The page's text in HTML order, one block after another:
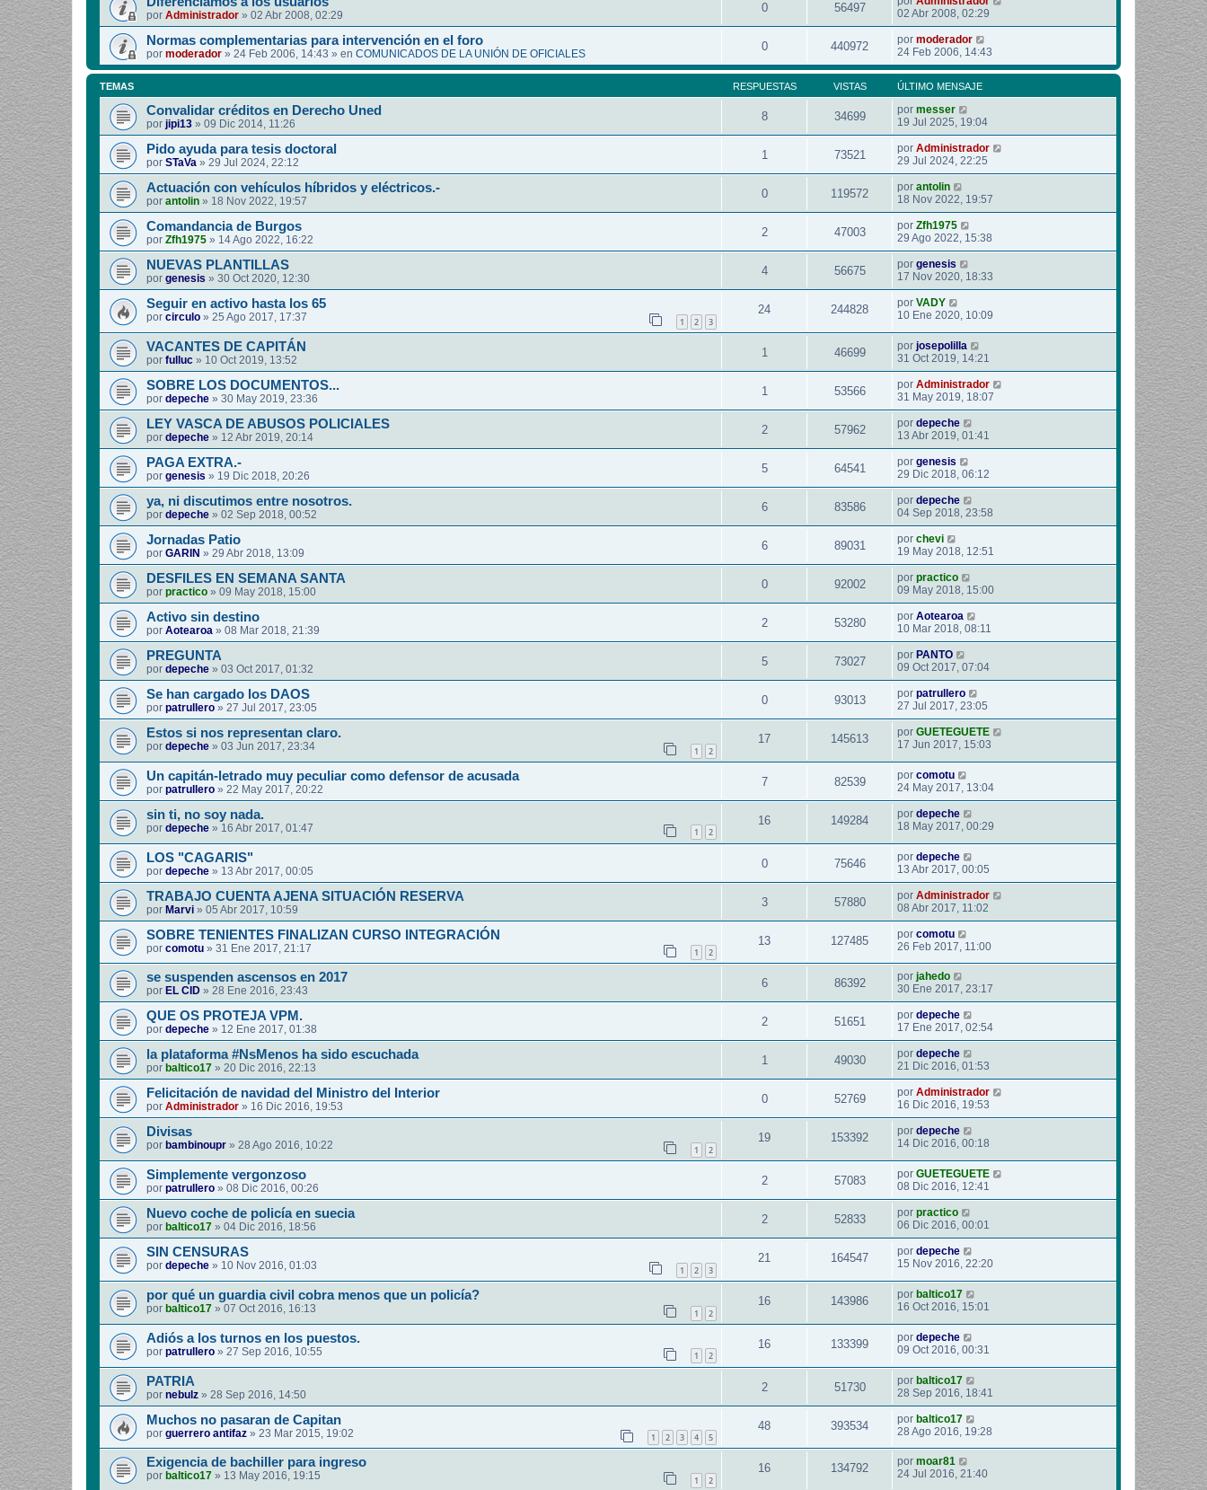
por Administrador » 02 Abr 2008, 02:29
0 56497
02 Abr 2008, 02:29
Normas complementarias para intervención en el foro
por moderador » 24 Feb 2006, 14:43 » en COMUNICADOS DE LA UNIÓN DE OFICIALES
0 440972 por moderador
24 Feb 2006, 14:43
TEMAS RESPUESTAS VISTAS ÚLTIMO MENSAJE
Convalidar créditos en Derecho Uned
por jipi13 » 09 Dic 2014, 11:26
8 34699 por messer
19 Jul 2025, 19:04
Pido ayuda para tesis doctoral
por STaVa » 29 Jul 2024, 22:12
1 73521 por Administrador
29 Jul 2024, 22:25
Actuación con vehículos híbridos y eléctricos.-
por antolin » 18 Nov 2022, 19:57
0 119572 por antolin
18 Nov 2022, 19:57
Comandancia de Burgos
por Zfh1975 » 14 Ago 2022, 16:22
2 47003 por Zfh1975
29 Ago 2022, 15:38
NUEVAS PLANTILLAS
por genesis » 30 Oct 2020, 12:30
4 56675 por genesis
17 Nov 2020, 18:33
Seguir en activo hasta los 65
por circulo » 25 Ago 2017, 17:37 1 2 3
24 244828 por VADY
10 Ene 2020, 10:09
VACANTES DE CAPITÁN
por fulluc » 10 Oct 2019, 13:52
1 46699 por josepolilla
31 Oct 2019, 14:21
SOBRE LOS DOCUMENTOS...
por depeche » 30 May 2019, 23:36
1 53566 por Administrador
31 May 2019, 18:07
LEY VASCA DE ABUSOS POLICIALES
por depeche » 12 Abr 2019, 20:14
2 57962 por depeche
13 Abr 2019, 01:41
PAGA EXTRA.-
por genesis » 19 Dic 2018, 20:26
5 64541 por genesis
29 Dic 2018, 06:12
ya, ni discutimos entre nosotros.
por depeche » 02 Sep 2018, 00:52
6 83586 por depeche
04 Sep 2018, 23:58
Jornadas Patio
por GARIN » 29 Abr 2018, 13:09
6 89031 por chevi
19 May 2018, 12:51
DESFILES EN SEMANA SANTA
por practico » 09 May 2018, 15:00
0 92002 por practico
09 May 2018, 15:00
Activo sin destino
por Aotearoa » 08 Mar 2018, 21:39
2 53280 por Aotearoa
10 Mar 2018, 08:11
PREGUNTA
por depeche » 03 Oct 2017, 01:32
5 73027 por PANTO
09 Oct 2017, 07:04
Se han cargado los DAOS
por patrullero » 27 Jul 2017, 23:05
0 93013 por patrullero
27 Jul 2017, 23:05
Estos si nos representan claro.
por depeche » 03 Jun 2017, 23:34 1 2
17 145613 por GUETEGUETE
17 Jun 2017, 15:03
Un capitán-letrado muy peculiar como defensor de acusada
por patrullero » 22 May 2017, 20:22
7 82539 por comotu
24 May 2017, 13:04
sin ti, no soy nada.
por depeche » 16 Abr 2017, 01:47 1 2
16 149284 por depeche
18 May 2017, 00:29
LOS "CAGARIS"
por depeche » 13 Abr 2017, 00:05
0 75646 por depeche
13 Abr 2017, 00:05
TRABAJO CUENTA AJENA SITUACIÓN RESERVA
por Marvi » 05 Abr 2017, 10:59
3 57880 por Administrador
08 Abr 2017, 11:02
SOBRE TENIENTES FINALIZAN CURSO INTEGRACIÓN
por comotu » 31 Ene 2017, 21:17 1 2
13 127485 por comotu
26 Feb 2017, 11:00
se suspenden ascensos en 2017
por EL CID » 28 Ene 2016, 23:43
6 86392 por jahedo
30 Ene 2017, 23:17
QUE OS PROTEJA VPM.
por depeche » 12 Ene 2017, 01:38
2 51651 por depeche
17 Ene 2017, 02:54
la plataforma #NsMenos ha sido escuchada
por baltico17 » 20 Dic 2016, 22:13
1 49030 por depeche
21 Dic 2016, 01:53
Felicitación de navidad del Ministro del Interior
por Administrador » 16 Dic 2016, 19:53
0 52769 por Administrador
16 Dic 2016, 19:53
Divisas
por bambinoupr » 28 Ago 2016, 10:22 1 2
19 153392 por depeche
14 Dic 2016, 00:18
Simplemente vergonzoso
por patrullero » 08 Dic 2016, 00:26
2 57083 por GUETEGUETE
08 Dic 2016, 12:41
Nuevo coche de policía en suecia
por baltico17 » 04 Dic 2016, 18:56
2 52833 por practico
06 Dic 2016, 00:01
SIN CENSURAS
por depeche » 10 Nov 2016, 01:03 1 2 3
21 164547 por depeche
15 Nov 2016, 22:20
por qué un guardia civil cobra menos que un policía?
por baltico17 » 07 Oct 2016, 16:13 1 2
16 143986 por baltico17
16 Oct 2016, 15:01
Adiós a los turnos en los puestos.
por patrullero » 27 Sep 2016, 10:55 1 2
16 133399 por depeche
09 Oct 2016, 00:31
PATRIA
por nebulz » 28 Sep 2016, 14:50
2 51730 por baltico17
28 Sep 2016, 18:41
Muchos no pasaran de Capitan
por guerrero antifaz » 23 Mar 2015, 19:02 1 2 3 4 5
48 393534 por baltico17
28 Ago 2016, 19:28
Exigencia de bachiller para ingreso
por baltico17 » 13 May 2016, 19:15 1 2
16 134792 por moar81
24 Jul 2016, 21:40